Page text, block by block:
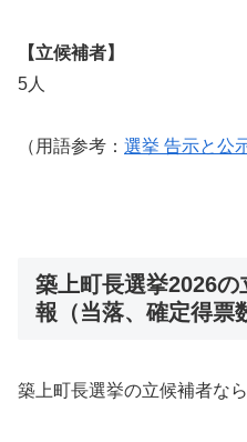
【立候補者】
5人
（用語参考： 選挙 告示と公
築上町長選挙2026
報（当落、確定得票
築上町長選挙の立候補者な